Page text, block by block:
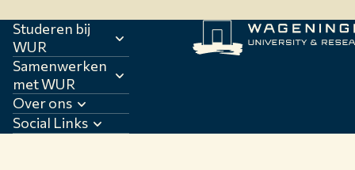
Studeren bij
WUR
Samenwerken
met WUR
Over ons
Social Links